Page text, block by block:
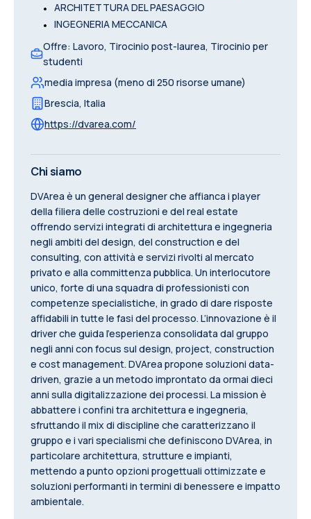
• ARCHITETTURA DEL PAESAGGIO
• INGEGNERIA MECCANICA
Offre: Lavoro, Tirocinio post-laurea, Tirocinio per
studenti
media impresa (meno di 250 risorse umane)
Brescia, Italia
https://dvarea.com/
Chi siamo
DVArea è un general designer che affianca i player
della filiera delle costruzioni e del real estate
offrendo servizi integrati di architettura e ingegneria
negli ambiti del design, del construction e del
consulting, con attività e servizi rivolti al mercato
privato e alla committenza pubblica. Un interlocutore
unico, forte di una squadra di professionisti con
competenze specialistiche, in grado di dare risposte
affidabili in tutte le fasi del processo. L’innovazione è il
driver che guida l’esperienza consolidata dal gruppo
negli anni con focus sul design, project, construction
e cost management. DVArea propone soluzioni data-
driven, grazie a un metodo improntato da ormai dieci
anni sulla digitalizzazione dei processi. La mission è
abbattere i confini tra architettura e ingegneria,
sfruttando il mix di discipline che caratterizzano il
gruppo e i vari specialismi che definiscono DVArea, in
particolare architettura, strutture e impianti,
mettendo a punto opzioni progettuali ottimizzate e
soluzioni performanti in termini di benessere e impatto
ambientale.